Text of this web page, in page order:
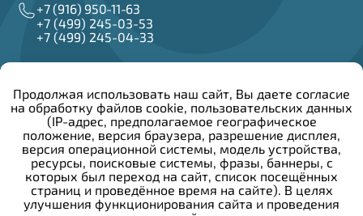
+7 (916) 950-11-63
+7 (499) 245-03-53
+7 (499) 245-04-33
info@irzar.ru
Написать руководителю
Сведения об образовательной организации
Конкурсы и вакансии
Закупочная деятельность
Политика конфиденциальности
Противодействие коррупции
Продолжая использовать наш сайт, Вы даете согласие
на обработку файлов cookie, пользовательских данных
(IP-адрес, предполагаемое географическое
положение, версия браузера, разрешение дисплея,
версия операционной системы, модель устройства,
ресурсы, поисковые системы, фразы, баннеры, с
которых был переход на сайт, список посещённых
страниц и проведённое время на сайте). В целях
улучшения функционирования сайта и проведения